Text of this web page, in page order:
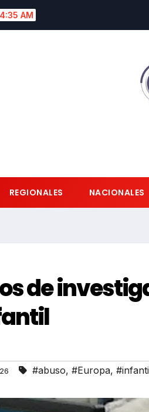
AM
REGIONALES NACIONALES
de
#abuso, #Europa,